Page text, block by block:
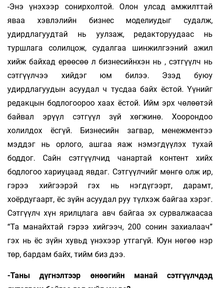
-Энэ үнэхээр сонирхолтой. Олон улсад амжилттай
яваа хэвлэлийн бизнес моделиудыг судалж,
удирдлагуудтай нь уулзаж, редакторуудаас нь
туршлага солилцож, судалгаа шинжилгээний ажил
хийж байхад ерөөсөө л бизнесийнхэн нь , сэтгүүлч нь
сэтгүүлчээ хийдэг юм билээ. Эзэд буюу
удирдлагуудын асуудал ч тусдаа байх ёстой. Үүнийг
редакцын бодлогоороо хаах ёстой. Ийм эрх чөлөөтэй
байвал эрүүл сэтгүүл зүй хөгжинө. Хоорондоо
холилдох ёсгүй. Бизнесийн загвар, менежментээ
мэддэг нь орлого, ашгаа яаж нэмэгдүүлэх тухай
боддог. Сайн сэтгүүлчид чанартай контент хийх
бодлогоо хариуцаад явдаг. Сэтгүүлчийг мөнгө олж ир,
гэрээ хийгээрэй гэх нь нэгдүгээрт, дарамт,
хоёрдугаарт, ёс зүйн асуудал руу түлхэж байгаа хэрэг.
Сэтгүүлч хүн ярилцлага авч байгаа эх сурвалжаасаа
“Та манайхтай гэрээ хийгээч, 200 сонин захиалаач”
гэх нь ёс зүйн хувьд үнэхээр утгагүй. Юун нөгөө нэр
төр, бардам байх, тийм биз дээ.
-Таны дүгнэлтээр өнөөгийн манай сэтгүүлчдэд